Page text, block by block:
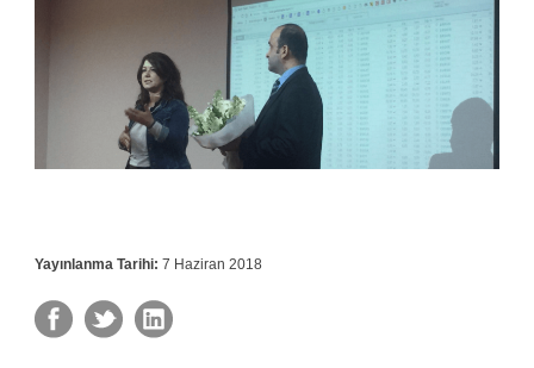
Yayınlanma Tarihi: 7 Haziran 2018